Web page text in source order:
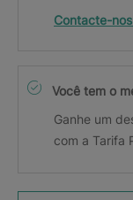
Contacte-
Você tem o
Ganhe um
com a Tarifa